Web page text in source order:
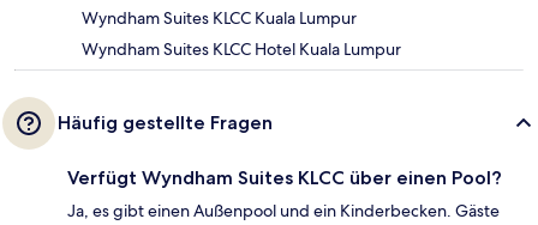
Wyndham Suites KLCC Kuala Lumpur
Wyndham Suites KLCC Hotel Kuala Lumpur
Häufig gestellte Fragen
Verfügt Wyndham Suites KLCC über einen Pool?
Ja, es gibt einen Außenpool und ein Kinderbecken. Gäste